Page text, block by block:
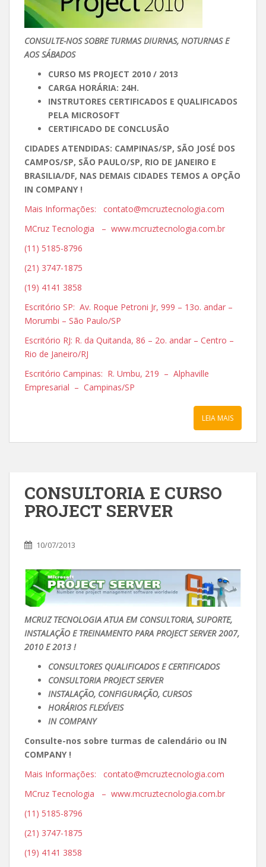
CONSULTE-NOS SOBRE TURMAS DIURNAS, NOTURNAS E
AOS SÁBADOS
CURSO MS PROJECT 2010 / 2013
CARGA HORÁRIA: 24H.
INSTRUTORES CERTIFICADOS E QUALIFICADOS
PELA MICROSOFT
CERTIFICADO DE CONCLUSÃO
CIDADES ATENDIDAS: CAMPINAS/SP, SÃO JOSÉ DOS
CAMPOS/SP, SÃO PAULO/SP, RIO DE JANEIRO E
BRASILIA/DF, NAS DEMAIS CIDADES TEMOS A OPÇÃO
IN COMPANY !
Mais Informações: contato@mcruztecnologia.com
MCruz Tecnologia – www.mcruztecnologia.com.br
(11) 5185-8796
(21) 3747-1875
(19) 4141 3858
Escritório SP: Av. Roque Petroni Jr, 999 – 13o. andar –
Morumbi – São Paulo/SP
Escritório RJ: R. da Quitanda, 86 – 2o. andar – Centro –
Rio de Janeiro/RJ
Escritório Campinas: R. Umbu, 219 – Alphaville
Empresarial – Campinas/SP
LEIA MAIS
CONSULTORIA E CURSO
PROJECT SERVER
10/07/2013
MCRUZ TECNOLOGIA ATUA EM CONSULTORIA, SUPORTE,
INSTALAÇÃO E TREINAMENTO PARA PROJECT SERVER 2007,
2010 E 2013 !
CONSULTORES QUALIFICADOS E CERTIFICADOS
CONSULTORIA PROJECT SERVER
INSTALAÇÃO, CONFIGURAÇÃO, CURSOS
HORÁRIOS FLEXÍVEIS
IN COMPANY
Consulte-nos sobre turmas de calendário ou IN
COMPANY !
Mais Informações: contato@mcruztecnologia.com
MCruz Tecnologia – www.mcruztecnologia.com.br
(11) 5185-8796
(21) 3747-1875
(19) 4141 3858